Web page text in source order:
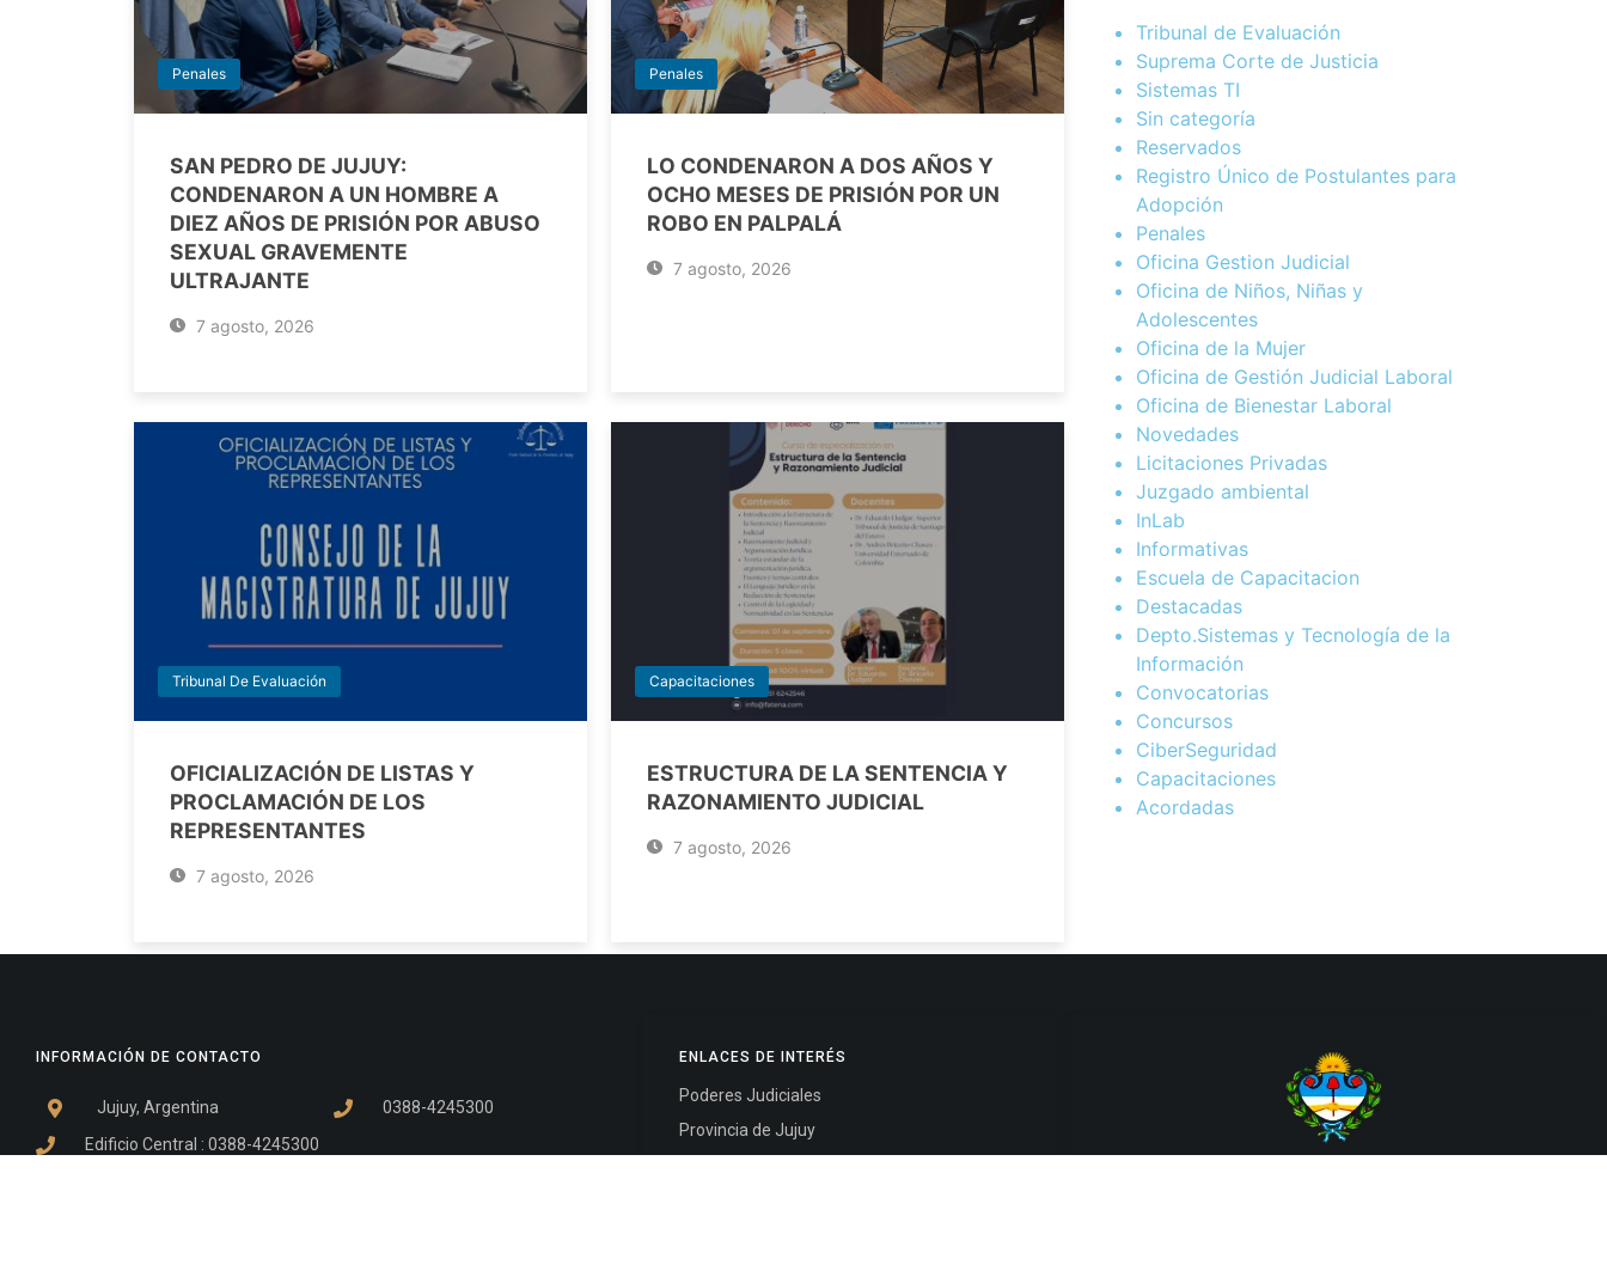
Penales
SAN PEDRO DE JUJUY:
CONDENARON A UN HOMBRE A
DIEZ AÑOS DE PRISIÓN POR ABUSO
SEXUAL GRAVEMENTE
ULTRAJANTE
7 agosto, 2026
Penales
LO CONDENARON A DOS AÑOS Y
OCHO MESES DE PRISIÓN POR UN
ROBO EN PALPALÁ
7 agosto, 2026
Tribunal De Evaluación
OFICIALIZACIÓN DE LISTAS Y
PROCLAMACIÓN DE LOS
REPRESENTANTES
7 agosto, 2026
Capacitaciones
ESTRUCTURA DE LA SENTENCIA Y
RAZONAMIENTO JUDICIAL
7 agosto, 2026
Tribunal de Evaluación
Suprema Corte de Justicia
Sistemas TI
Sin categoría
Reservados
Registro Único de Postulantes para
Adopción
Penales
Oficina Gestion Judicial
Oficina de Niños, Niñas y
Adolescentes
Oficina de la Mujer
Oficina de Gestión Judicial Laboral
Oficina de Bienestar Laboral
Novedades
Licitaciones Privadas
Juzgado ambiental
InLab
Informativas
Escuela de Capacitacion
Destacadas
Depto.Sistemas y Tecnología de la
Información
Convocatorias
Concursos
CiberSeguridad
Capacitaciones
Acordadas
INFORMACIÓN DE CONTACTO
Jujuy, Argentina
0388-4245300
Edificio Central : 0388-4245300
ENLACES DE INTERÉS
Poderes Judiciales
Provincia de Jujuy